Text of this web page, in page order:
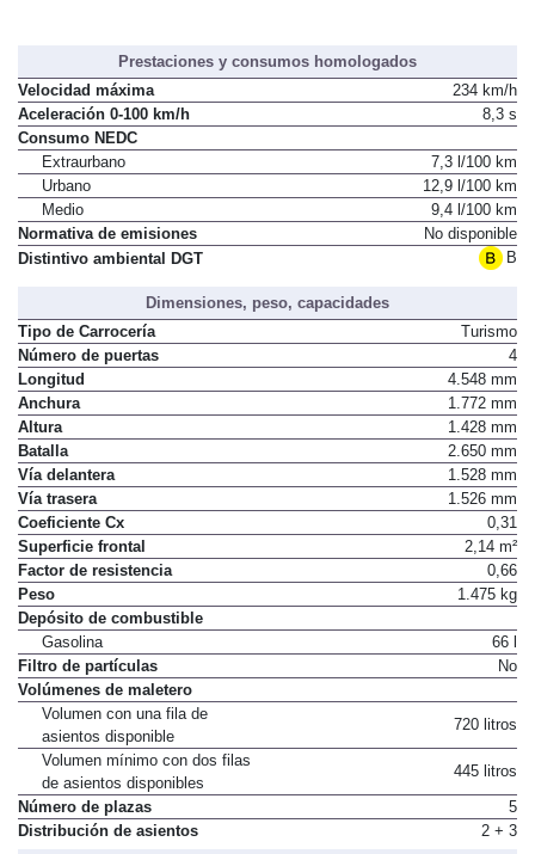
Prestaciones y consumos homologados
Velocidad máxima
234 km/h
Aceleración 0-100 km/h
8,3 s
Consumo NEDC
Extraurbano
7,3 l/100 km
Urbano
12,9 l/100 km
Medio
9,4 l/100 km
Normativa de emisiones
No disponible
Distintivo ambiental DGT
B
Dimensiones, peso, capacidades
Tipo de Carrocería
Turismo
Número de puertas
4
Longitud
4.548 mm
Anchura
1.772 mm
Altura
1.428 mm
Batalla
2.650 mm
Vía delantera
1.528 mm
Vía trasera
1.526 mm
Coeficiente Cx
0,31
Superficie frontal
2,14 m²
Factor de resistencia
0,66
Peso
1.475 kg
Depósito de combustible
Gasolina
66 l
Filtro de partículas
No
Volúmenes de maletero
Volumen con una fila de
asientos disponible
720 litros
Volumen mínimo con dos filas
de asientos disponibles
445 litros
Número de plazas
5
Distribución de asientos
2 + 3